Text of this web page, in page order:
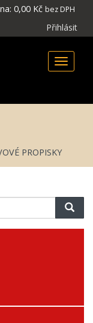
0,00 Kč bez DPH
Přihlásit
Toggle
PROPISKY